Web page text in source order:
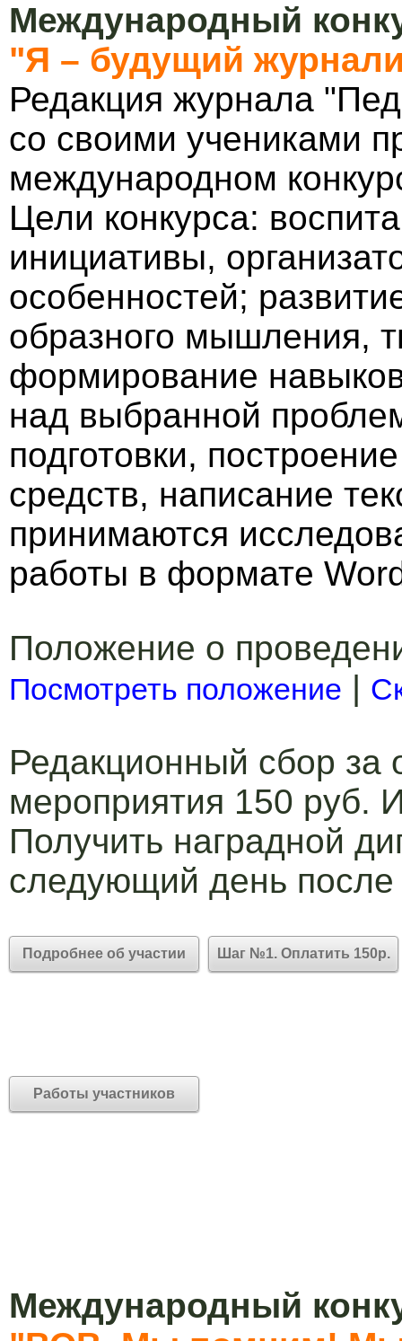
Международный
"Я – будущий
Редакция журнала
со своими учениками
международном
Цели конкурса:
инициативы,
особенностей;
образного мышления,
формирование
над выбранной
подготовки,
средств, написание
принимаются
работы в формате
Положение о
Посмотреть положение |
Редакционный сбор за
мероприятия 150 руб.
Получить наградной
следующий день
Подробнее об участии Шаг №1. Оплатить 150р.
Работы участников
Международный